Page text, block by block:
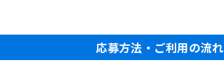
応募方法・ご利用の流れ